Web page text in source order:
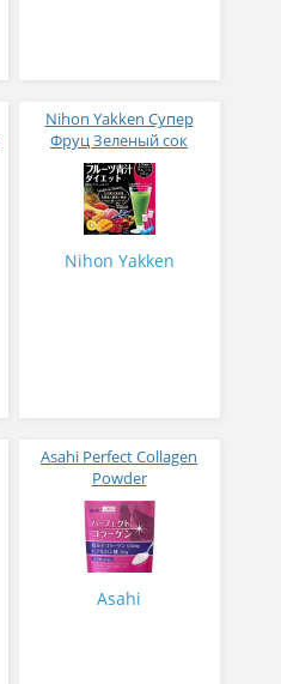
Nihon Yakken Супер
Фруц Зеленый сок
Аодзиру+15 фруктов,
коллаген, гиалуроновая
кислота 30 стиков по 3
гр
Nihon Yakken
Asahi Perfect Collagen
Powder
Низкомолекулярный
коллаген и 12
компонентов для
красоты и молодости
Asahi